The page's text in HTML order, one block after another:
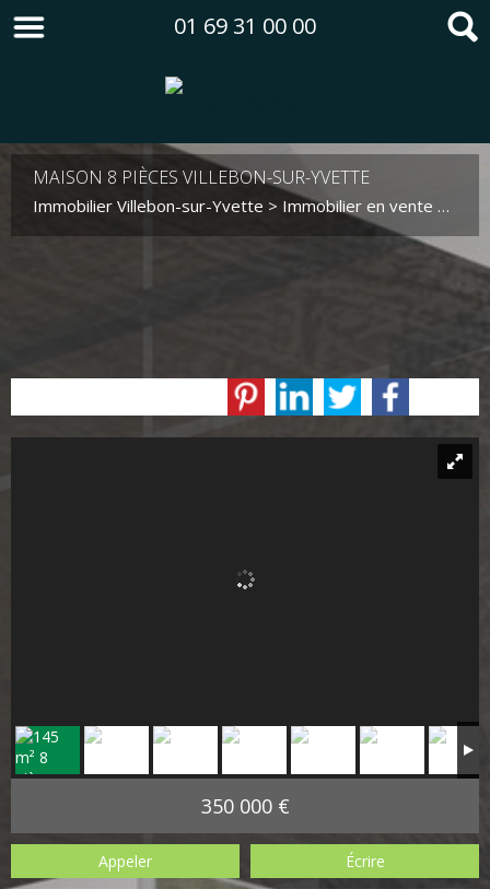
01 69 31 00 00
MAISON 8 PIÈCES VILLEBON-SUR-YVETTE
Immobilier Villebon-sur-Yvette > Immobilier en vente Villebon-sur-Yvette
350 000 €
Appeler Écrire